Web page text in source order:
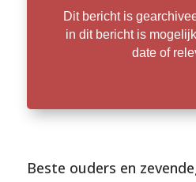
Dit bericht is
in dit bericht is
date of
Beste ouders en